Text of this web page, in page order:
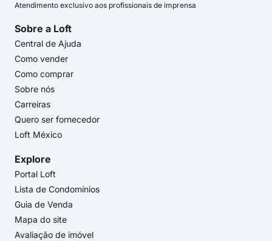
Atendimento exclusivo aos profissionais de imprensa
Sobre a Loft
Central de Ajuda
Como vender
Como comprar
Sobre nós
Carreiras
Quero ser fornecedor
Loft México
Explore
Portal Loft
Lista de Condomínios
Guia de Venda
Mapa do site
Avaliação de imóvel